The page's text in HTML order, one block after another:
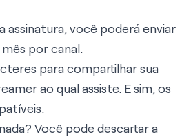
assinatura, você poderá enviar
por canal.
para compartilhar sua
ao qual assiste. E sim, os
Você pode descartar a